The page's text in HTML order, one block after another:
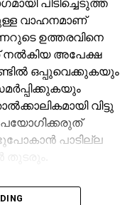
വാഹനമാണ്
ഉത്തരവിനെ
നല്‍കിയ അപേക്ഷ
ഒപ്പുവെക്കുകയും
വിട്ടു
പാടില്ല
വാഹനങ്ങള്‍